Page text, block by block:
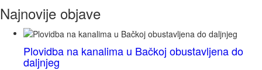
Najnovije objave
Plovidba na kanalima u Bačkoj obustavljena do
daljnjeg